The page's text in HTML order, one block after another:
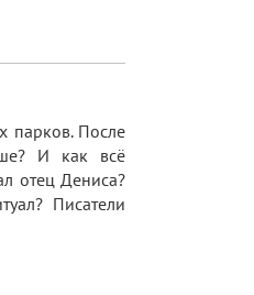
парков. После
И как всё
отец Дениса?
Писатели